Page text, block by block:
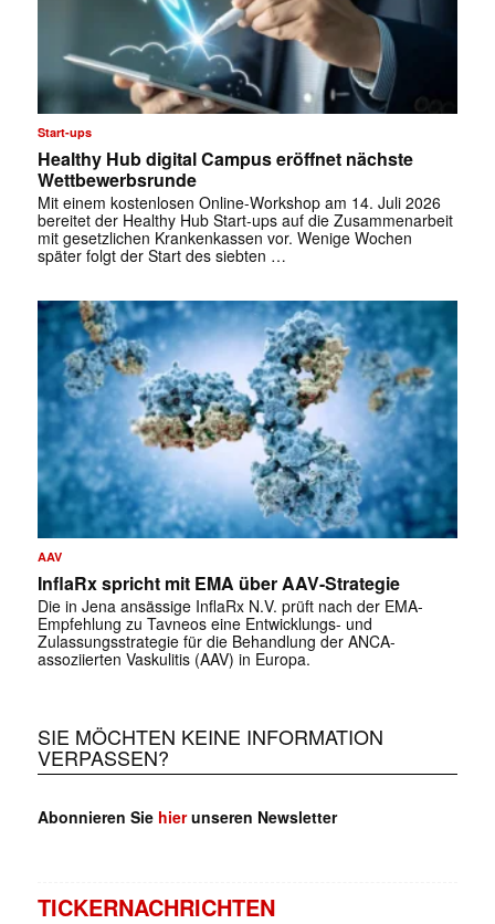
✕
Start-ups
Healthy Hub digital Campus eröffnet nächste
Wettbewerbsrunde
Mit einem kostenlosen Online-Workshop am 14. Juli 2026
bereitet der Healthy Hub Start-ups auf die Zusammenarbeit
mit gesetzlichen Krankenkassen vor. Wenige Wochen
später folgt der Start des siebten …
AAV
InflaRx spricht mit EMA über AAV-Strategie
Die in Jena ansässige InflaRx N.V. prüft nach der EMA-
Empfehlung zu Tavneos eine Entwicklungs- und
Zulassungsstrategie für die Behandlung der ANCA-
assoziierten Vaskulitis (AAV) in Europa.
SIE MÖCHTEN KEINE INFORMATION
VERPASSEN?
Abonnieren Sie hierunseren Newsletter
TICKERNACHRICHTEN